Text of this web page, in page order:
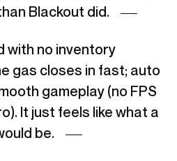
Blackout did.
with no inventory
gas closes in fast; auto
gameplay (no FPS
It just feels like what a
be.